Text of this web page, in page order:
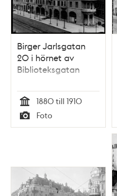
Birger Jarlsgatan
20 i hörnet av
Biblioteksgatan
Tid
1880 till 1910
Typ
Foto